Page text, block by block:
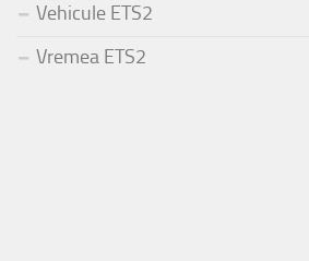
Vehicule ETS2
Vremea ETS2